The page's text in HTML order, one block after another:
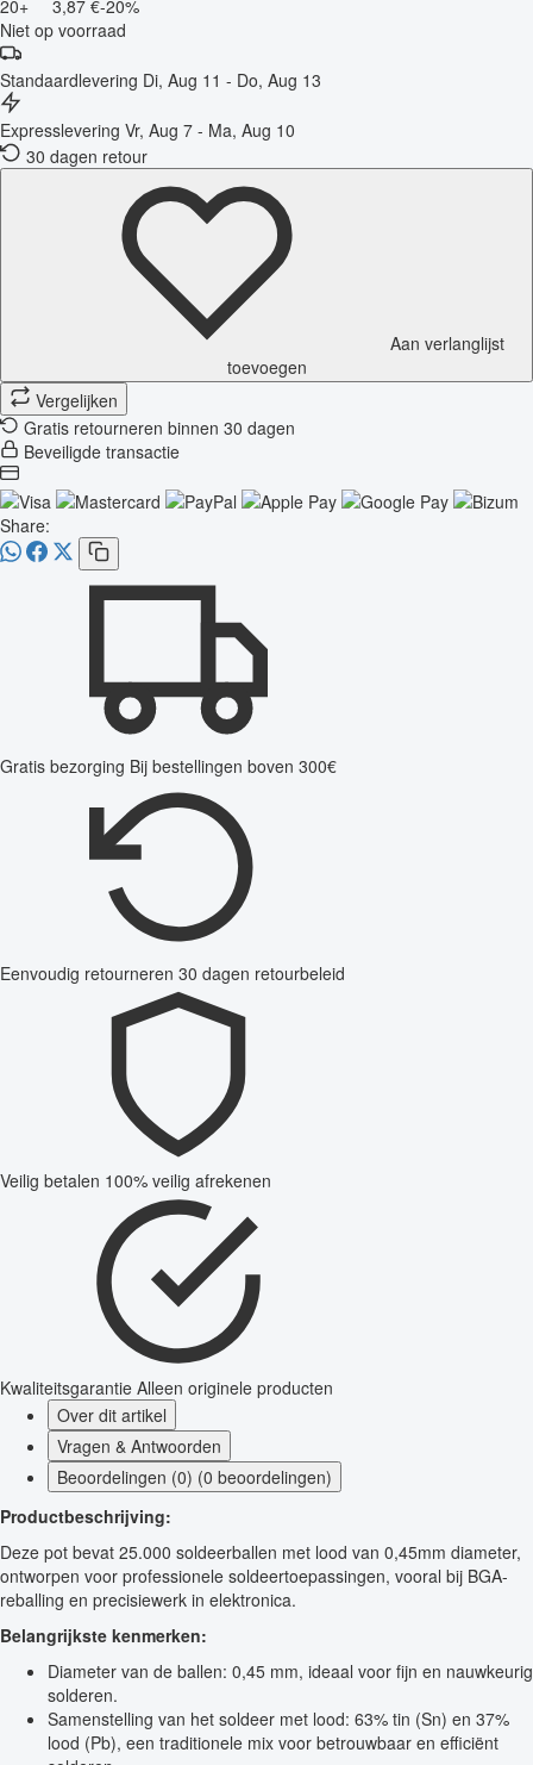
20+
3,87 €-20%
Niet op voorraad
Standaardlevering Di, Aug 11 - Do, Aug 13
Expresslevering Vr, Aug 7 - Ma, Aug 10
30 dagen retour
Aan verlanglijst
toevoegen
Vergelijken
Gratis retourneren binnen 30 dagen
Beveiligde transactie
Share:
Gratis bezorging Bij bestellingen boven 300€
Eenvoudig retourneren 30 dagen retourbeleid
Veilig betalen 100% veilig afrekenen
Kwaliteitsgarantie Alleen originele producten
Over dit artikel
Vragen & Antwoorden
Beoordelingen (0) (0 beoordelingen)
Productbeschrijving:
Deze pot bevat 25.000 soldeerballen met lood van 0,45mm diameter,
ontworpen voor professionele soldeertoepassingen, vooral bij BGA-
reballing en precisiewerk in elektronica.
Belangrijkste kenmerken:
Diameter van de ballen: 0,45 mm, ideaal voor fijn en nauwkeurig
solderen.
Samenstelling van het soldeer met lood: 63% tin (Sn) en 37%
lood (Pb), een traditionele mix voor betrouwbaar en efficiënt